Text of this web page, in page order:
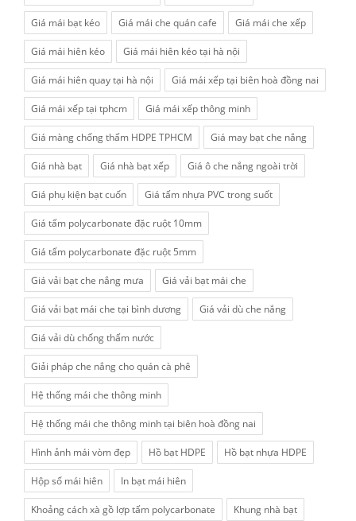
Giá mái bạt kéo Giá mái che quán cafe Giá mái che xếp
Giá mái hiên kéo Giá mái hiên kéo tại hà nội
Giá mái hiên quay tại hà nội Giá mái xếp tại biên hoà đồng nai
Giá mái xếp tại tphcm Giá mái xếp thông minh
Giá màng chống thấm HDPE TPHCM Giá may bạt che nắng
Giá nhà bạt Giá nhà bạt xếp Giá ô che nắng ngoài trời
Giá phụ kiện bạt cuốn Giá tấm nhựa PVC trong suốt
Giá tấm polycarbonate đặc ruột 10mm
Giá tấm polycarbonate đặc ruột 5mm
Giá vải bạt che nắng mưa Giá vải bạt mái che
Giá vải bạt mái che tại bình dương Giá vải dù che nắng
Giá vải dù chống thấm nước
Giải pháp che nắng cho quán cà phê
Hệ thống mái che thông minh
Hệ thống mái che thông minh tại biên hoà đồng nai
Hình ảnh mái vòm đẹp Hồ bạt HDPE Hồ bạt nhựa HDPE
Hộp số mái hiên In bạt mái hiên
Khoảng cách xà gồ lợp tấm polycarbonate Khung nhà bạt